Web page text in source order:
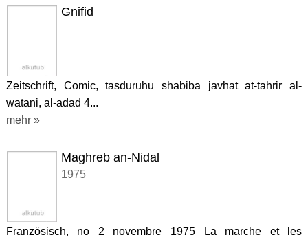
Gnifid
Zeitschrift, Comic, tasduruhu shabiba javhat at-tahrir al-
watani, al-adad 4...
mehr »
Maghreb an-Nidal
1975
Französisch, no 2 novembre 1975 La marche et les